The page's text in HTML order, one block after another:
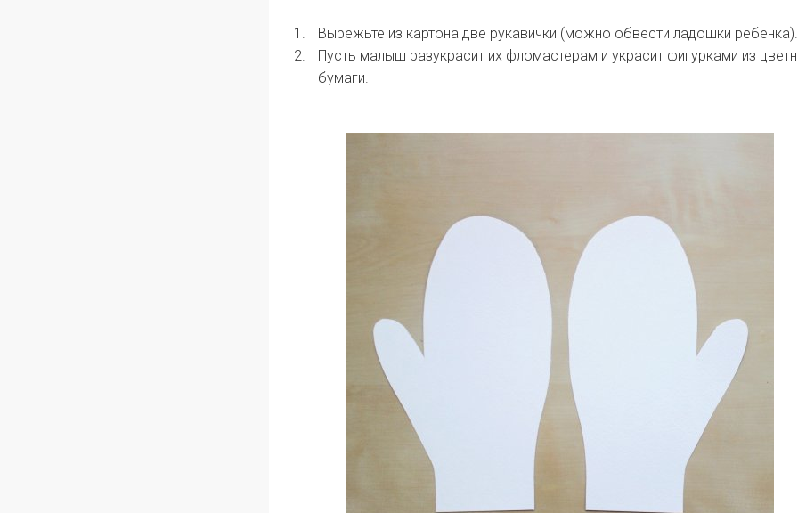
Вырежьте из картона две рукавички (можно обвести ладошки ребёнка).
Пусть малыш разукрасит их фломастерам и украсит фигурками из
бумаги.